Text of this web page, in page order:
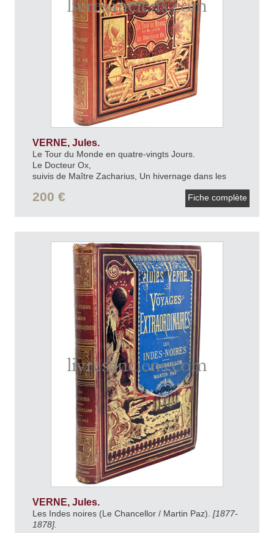
VERNE, Jules.
Le Tour du Monde en quatre-vingts Jours.
Le Docteur Ox,
suivis de Maître Zacharius, Un hivernage dans les
au Mont Blanc.
200 € Fiche complète
VERNE, Jules.
Les Indes noires (Le Chancellor / Martin Paz). [1877-
1878].